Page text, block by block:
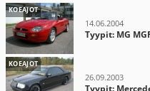
KOEAJOT
14.06.2004
Tyypit: MG
KOEAJOT
26.09.2003
Tyypit: